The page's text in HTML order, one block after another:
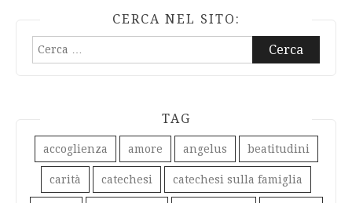
CERCA NEL SITO:
Ricerca
TAG
accoglienza amore angelus beatitudini
carità catechesi catechesi sulla famiglia